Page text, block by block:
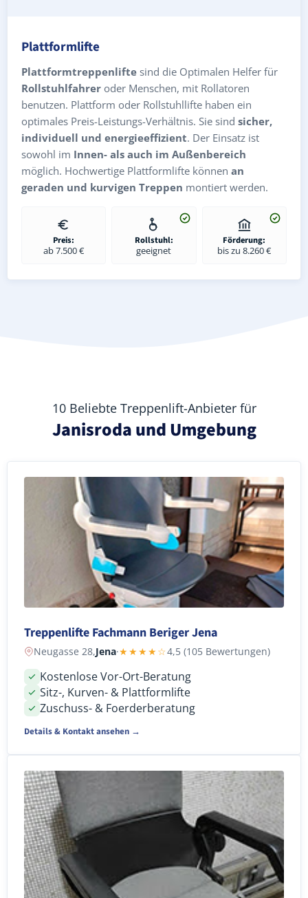
Plattformlifte
Plattformtreppenlifte sind die Optimalen Helfer für
Rollstuhlfahrer oder Menschen, mit Rollatoren
benutzen. Plattform oder Rollstuhllifte haben ein
optimales Preis-Leistungs-Verhältnis. Sie sind sicher,
individuell und energieeffizient. Der Einsatz ist
sowohl im Innen- als auch im Außenbereich
möglich. Hochwertige Plattformlifte können an
geraden und kurvigen Treppen montiert werden.
Preis:
ab 7.500 €
Rollstuhl:
geeignet
Förderung:
bis zu 8.260 €
10 Beliebte Treppenlift-Anbieter für
Janisroda und Umgebung
Treppenlifte Fachmann Beriger Jena
Neugasse 28,Jena·★★★★☆4,5 (105 Bewertungen)
Kostenlose Vor-Ort-Beratung
Sitz-, Kurven- & Plattformlifte
Zuschuss- & Foerderberatung
Details & Kontakt ansehen →